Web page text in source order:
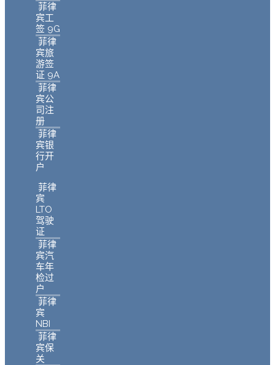
菲律
宾工
签 9G
菲律
宾旅
游签
证 9A
菲律
宾公
司注
册
菲律
宾银
行开
户
菲律
宾
LTO
驾驶
证
菲律
宾汽
车年
检过
户
菲律
宾
NBI
菲律
宾保
关